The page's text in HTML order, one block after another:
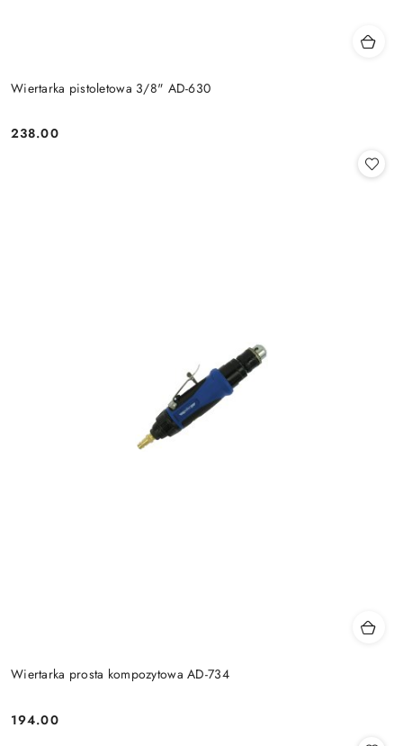
Wiertarka pistoletowa 3/8" AD-630
Cena:
238.00
Wiertarka prosta kompozytowa AD-734
Cena:
194.00